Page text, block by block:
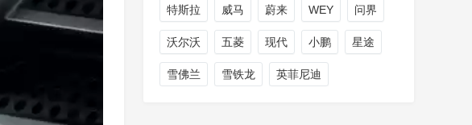
特斯拉 威马 蔚来 WEY 问界
沃尔沃 五菱 现代 小鹏 星途
雪佛兰 雪铁龙 英菲尼迪